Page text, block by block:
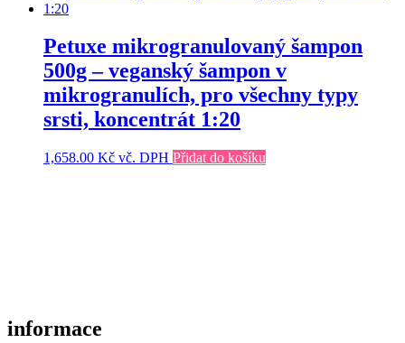
Možnosti
lze
na
stránce
Petuxe mikrogranulovaný šampon
500g – veganský šampon v
mikrogranulích, pro všechny typy
srsti, koncentrát 1:20
1,658.00 Kč vč. DPH Přidat do košíku
informace